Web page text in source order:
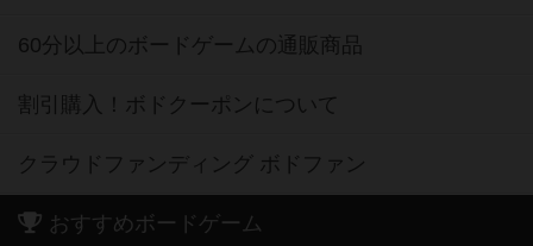
60分以上のボードゲームの通販商品
割引購入！ボドクーポンについて
クラウドファンディング ボドファン
おすすめボードゲーム